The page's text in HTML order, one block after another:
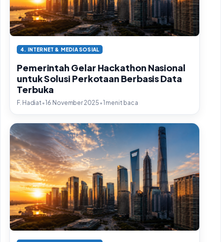
4. INTERNET & MEDIA SOSIAL
Pemerintah Gelar Hackathon Nasional
untuk Solusi Perkotaan Berbasis Data
Terbuka
F. Hadiat•16 November 2025 •1 menit baca